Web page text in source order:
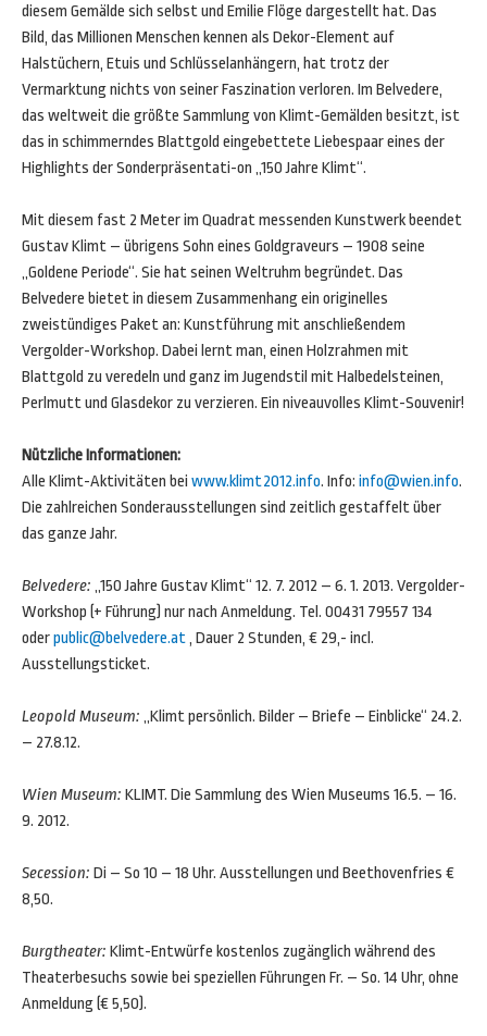
diesem Gemälde sich selbst und Emilie Flöge dargestellt hat. Das
Bild, das Millionen Menschen kennen als Dekor-Element auf
Halstüchern, Etuis und Schlüsselanhängern, hat trotz der
Vermarktung nichts von seiner Faszination verloren. Im Belvedere,
das weltweit die größte Sammlung von Klimt-Gemälden besitzt, ist
das in schimmerndes Blattgold eingebettete Liebespaar eines der
Highlights der Sonderpräsentati-on „150 Jahre Klimt“.
Mit diesem fast 2 Meter im Quadrat messenden Kunstwerk beendet
Gustav Klimt – übrigens Sohn eines Goldgraveurs – 1908 seine
„Goldene Periode“. Sie hat seinen Weltruhm begründet. Das
Belvedere bietet in diesem Zusammenhang ein originelles
zweistündiges Paket an: Kunstführung mit anschließendem
Vergolder-Workshop. Dabei lernt man, einen Holzrahmen mit
Blattgold zu veredeln und ganz im Jugendstil mit Halbedelsteinen,
Perlmutt und Glasdekor zu verzieren. Ein niveauvolles Klimt-Souvenir!
Nützliche Informationen:
Alle Klimt-Aktivitäten bei www.klimt2012.info. Info: info@wien.info.
Die zahlreichen Sonderausstellungen sind zeitlich gestaffelt über
das ganze Jahr.
Belvedere: „150 Jahre Gustav Klimt“ 12. 7. 2012 – 6. 1. 2013. Vergolder-
Workshop (+ Führung) nur nach Anmeldung. Tel. 00431 79557 134
oderpublic@belvedere.at, Dauer 2 Stunden, € 29,- incl.
Ausstellungsticket.
Leopold Museum: „Klimt persönlich. Bilder – Briefe – Einblicke“ 24.2.
– 27.8.12.
Wien Museum: KLIMT. Die Sammlung des Wien Museums 16.5. – 16.
9. 2012.
Secession: Di – So 10 – 18 Uhr. Ausstellungen und Beethovenfries €
8,50.
Burgtheater: Klimt-Entwürfe kostenlos zugänglich während des
Theaterbesuchs sowie bei speziellen Führungen Fr. – So. 14 Uhr, ohne
Anmeldung (€ 5,50).